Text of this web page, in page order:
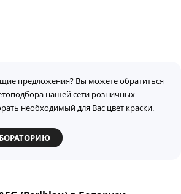
предложения? Вы можете обратиться
нашей сети розничных
необходимый для Вас цвет краски.